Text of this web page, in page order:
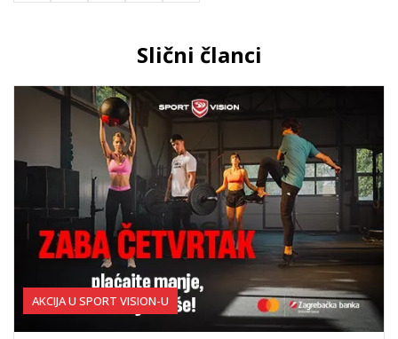
Slični članci
AKCIJA U SPORT VISION-U